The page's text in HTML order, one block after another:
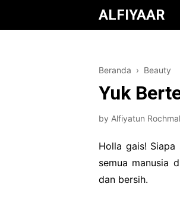
ALFIYAAR
Beranda › Beauty
Yuk
by Alfiyatun
Holla gais!
semua manusia
dan bersih.